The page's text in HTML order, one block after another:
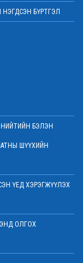
ХАСХОМ мэдүүлээд
Улсад суугаа
солилцов
хүлээн авах
мэдээллийн
БҮРТГЭЛ
БЭЛЭН
ШҮҮХИЙН
ҮЕД ХЭРЭГЖҮҮЛЭХ
ОЛГОХ